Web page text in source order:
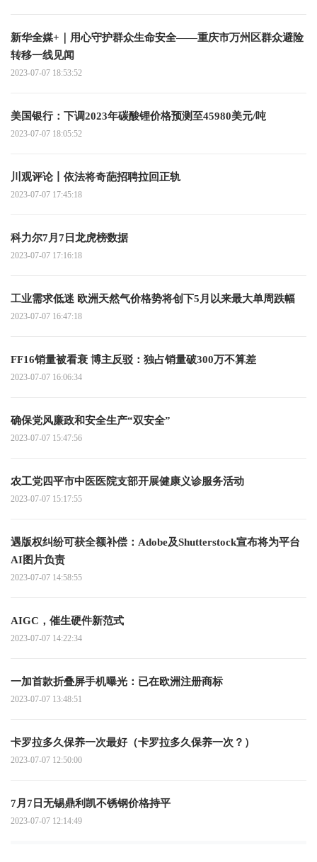
新华全媒+｜用心守护群众生命安全——重庆市万州区群众避险
转移一线见闻
2023-07-07 18:53:52
美国银行：下调2023年碳酸锂价格预测至45980美元/吨
2023-07-07 18:05:52
川观评论丨依法将奇葩招聘拉回正轨
2023-07-07 17:45:18
科力尔7月7日龙虎榜数据
2023-07-07 17:16:18
工业需求低迷 欧洲天然气价格势将创下5月以来最大单周跌幅
2023-07-07 16:47:18
FF16销量被看衰 博主反驳：独占销量破300万不算差
2023-07-07 16:06:34
确保党风廉政和安全生产“双安全”
2023-07-07 15:47:56
农工党四平市中医医院支部开展健康义诊服务活动
2023-07-07 15:17:55
遇版权纠纷可获全额补偿：Adobe及Shutterstock宣布将为平台
AI图片负责
2023-07-07 14:58:55
AIGC，催生硬件新范式
2023-07-07 14:22:34
一加首款折叠屏手机曝光：已在欧洲注册商标
2023-07-07 13:48:51
卡罗拉多久保养一次最好（卡罗拉多久保养一次？）
2023-07-07 12:50:00
7月7日无锡鼎利凯不锈钢价格持平
2023-07-07 12:14:49